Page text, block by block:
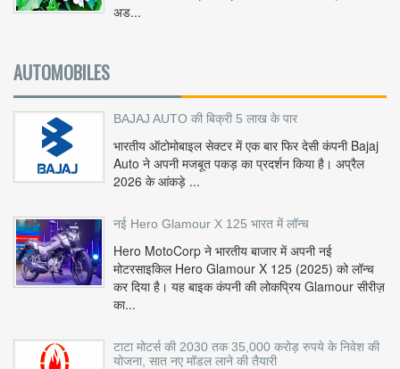
अड...
AUTOMOBILES
BAJAJ AUTO की बिक्री 5 लाख के पार
भारतीय ऑटोमोबाइल सेक्टर में एक बार फिर देसी कंपनी Bajaj
Auto ने अपनी मजबूत पकड़ का प्रदर्शन किया है। अप्रैल
2026 के आंकड़े ...
नई Hero Glamour X 125 भारत में लॉन्च
Hero MotoCorp ने भारतीय बाजार में अपनी नई
मोटरसाइकिल Hero Glamour X 125 (2025) को लॉन्च
कर दिया है। यह बाइक कंपनी की लोकप्रिय Glamour सीरीज़
का...
टाटा मोटर्स की 2030 तक 35,000 करोड़ रुपये के निवेश की
योजना, सात नए मॉडल लाने की तैयारी